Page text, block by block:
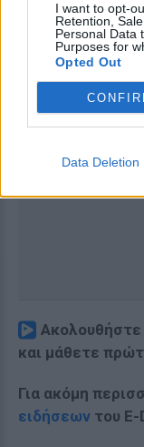
I want to opt-
Retention,
Personal Data
Purposes for
Opted Out
Data Deletion
Ακολουθήστε
και μάθετε
Για ακόμη
ειδήσεων του E-